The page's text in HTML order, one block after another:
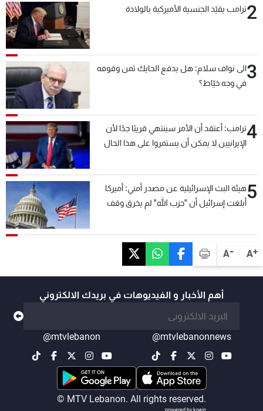
A+
A-
2ترامب يقيّد الجنسية الأميركية بالولادة
3الى نواف سلام: هل يدفع الحايك ثمن وقوفه
في وجه خيّاط؟
4ترامب: أعتقد أن الأمر سينتهي قريبًا جدًا لأن
الإيرانيين لا يمكن أن يستمروا على هذا الحال
5هيئة البث الإسرائيلية عن مصدر أمني: أميركا
أبلغت إسرائيل أن "حزب الله" لم يخرق وقف
أهم الأخبار و الفيديوهات في بريدك الالكتروني
@mtvlebanonnews
@mtvlebanon
© MTV Lebanon. All rights reserved.
powered by koein